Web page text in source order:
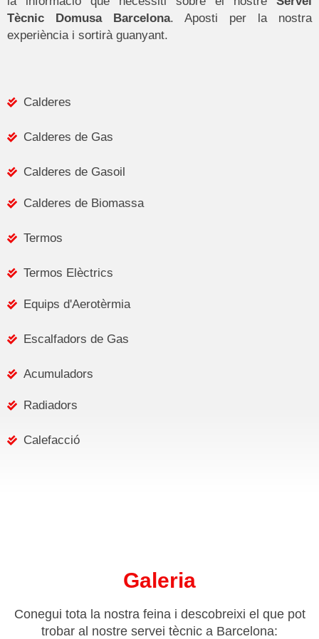
Tècnic Domusa Barcelona. Aposti per la nostra
experiència i sortirà guanyant.
Calderes
Calderes de Gas
Calderes de Gasoil
Calderes de Biomassa
Termos
Termos Elèctrics
Equips d'Aerotèrmia
Escalfadors de Gas
Acumuladors
Radiadors
Calefacció
Galeria
Conegui tota la nostra feina i descobreixi el que pot
trobar al nostre servei tècnic a Barcelona: